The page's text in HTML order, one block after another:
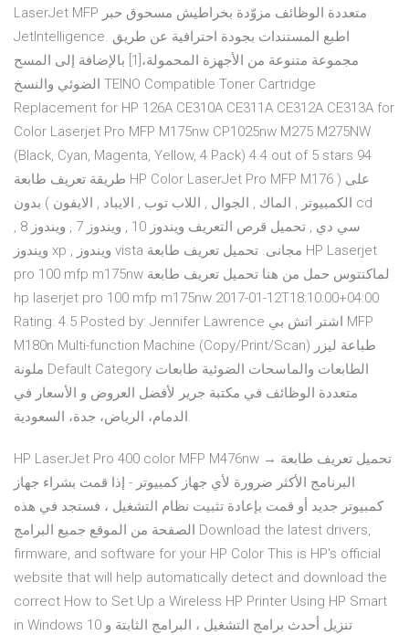
LaserJet MFP متعددة الوظائف مزوّدة بخراطيش مسحوق حبر
JetIntelligence. اطبع المستندات بجودة احترافية عن طريق
مجموعة متنوعة من الأجهزة المحمولة،[1] بالإضافة إلى المسح
الضوئي والنسخ TEINO Compatible Toner Cartridge
Replacement for HP 126A CE310A CE311A CE312A CE313A for
Color Laserjet Pro MFP M175nw CP1025nw M275 M275NW
(Black, Cyan, Magenta, Yellow, 4 Pack) 4.4 out of 5 stars 94
طريقة تعريف طابعة HP Color LaserJet Pro MFP M176 على (
الكمبيوتر , الماك , الجوال , اللاب توب , الايباد , الايفون ) بدون cd
سي دي , تحميل قرص التعريف ويندوز 10 , ويندوز 7 , ويندوز 8 ,
ويندوز xp , ويندوز vista مجانى. تحميل تعريف طابعة HP Laserjet
pro 100 mfp m175nw لماكنتوس حمل من هنا تحميل تعريف طابعة
hp laserjet pro 100 mfp m175nw 2017-01-12T18:10:00+04:00
Rating: 4.5 Posted by: Jennifer Lawrence اشتر اتش بي MFP
M180n Multi-function Machine (Copy/Print/Scan) ‎طباعة ليزر
ملونة‎ Default Category الطابعات والماسحات الضوئية طابعات
متعددة الوظائف في مكتبة جرير لأفضل العروض و الأسعار في
الدمام، الرياض، جدة، السعودية.
HP LaserJet Pro 400 color MFP M476nw تحميل تعريف طابعة →
البرنامج الأكثر ضرورة لأي جهاز كمبيوتر - إذا قمت بشراء جهاز
كمبيوتر جديد أو قمت بإعادة تثبيت نظام التشغيل ، فستجد في هذه
الصفحة من الموقع جميع البرامج Download the latest drivers,
firmware, and software for your HP Color This is HP's official
website that will help automatically detect and download the
correct How to Set Up a Wireless HP Printer Using HP Smart
in Windows 10 تنزيل أحدث برامج التشغيل ، البرامج الثابتة و